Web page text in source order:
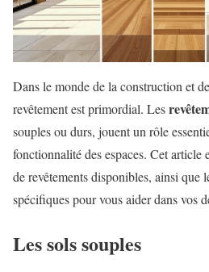
Dans le monde de la construction et
revêtement est primordial. Les
souples ou durs, jouent un rôle
fonctionnalité des espaces. Cet article
de revêtements disponibles, ainsi que
spécifiques pour vous aider dans vos
Les sols souples